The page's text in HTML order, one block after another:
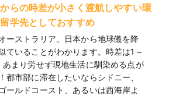
らの時差が小さく渡航しやすい環
学先としておすすめ
ーストラリア。日本から地球儀を降
ていることがわかります。時差は1～
あまり労せず現地生活に馴染める点が
都市部に滞在したいならシドニー、
ールドコースト、あるいは西海岸よ